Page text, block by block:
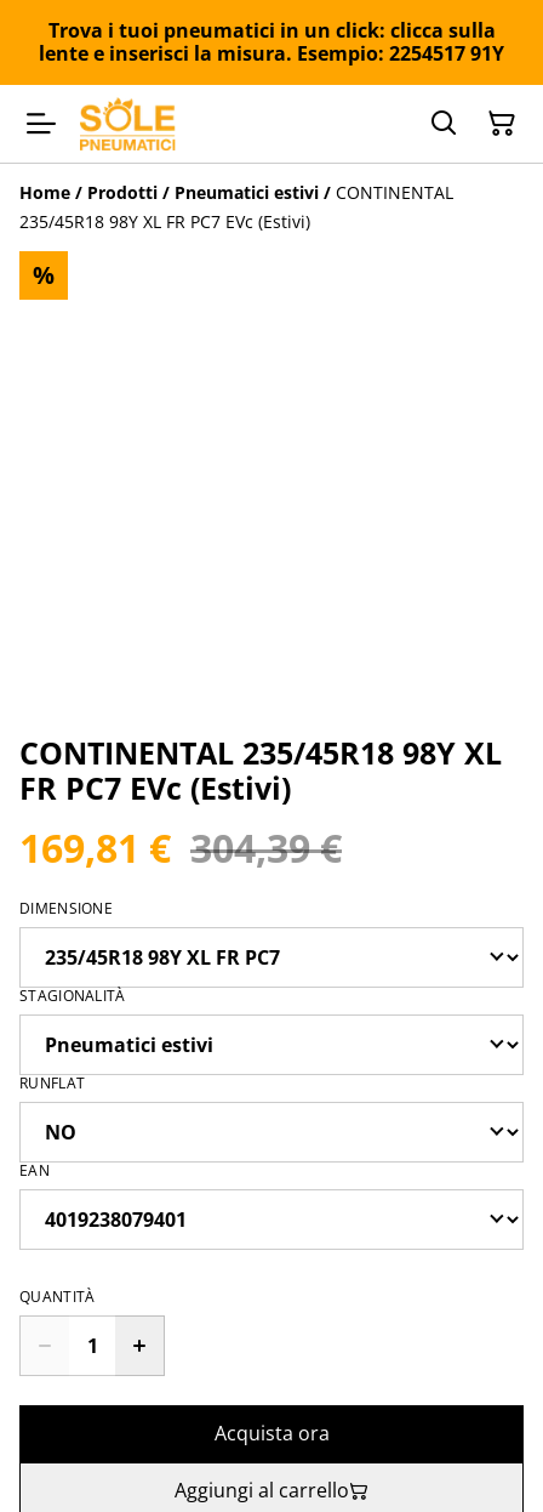
Trova i tuoi pneumatici in un click: clicca sulla
lente e inserisci la misura. Esempio: 2254517 91Y
Home / Prodotti / Pneumatici estivi / CONTINENTAL
235/45R18 98Y XL FR PC7 EVc (Estivi)
%
CONTINENTAL 235/45R18 98Y XL
FR PC7 EVc (Estivi)
169,81 € 304,39 €
DIMENSIONE
STAGIONALITÀ
RUNFLAT
EAN
QUANTITÀ
Acquista ora
Aggiungi al carrello